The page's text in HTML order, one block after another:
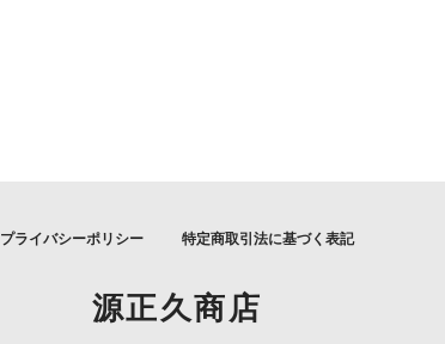
プライバシーポリシー 特定商取引法に基づく表記
源正久商店